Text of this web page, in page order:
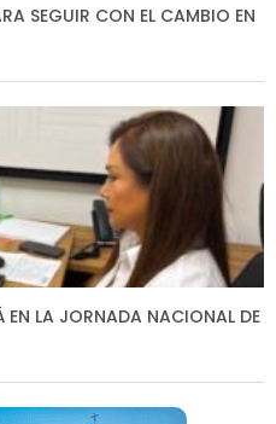
SEGUIR CON EL CAMBIO EN
EN LA JORNADA NACIONAL DE